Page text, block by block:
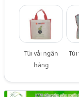
Túi vải ngân
hàng
Túi